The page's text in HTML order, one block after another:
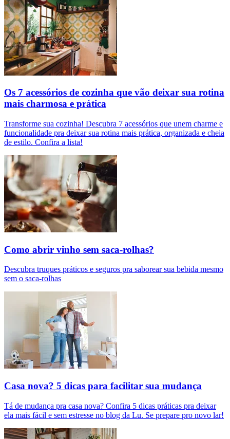
Os 7 acessórios de cozinha que vão deixar sua rotina
mais charmosa e prática
Transforme sua cozinha! Descubra 7 acessórios que unem charme e
funcionalidade pra deixar sua rotina mais prática, organizada e cheia
de estilo. Confira a lista!
Como abrir vinho sem saca-rolhas?
Descubra truques práticos e seguros pra saborear sua bebida mesmo
sem o saca-rolhas
Casa nova? 5 dicas para facilitar sua mudança
Tá de mudança pra casa nova? Confira 5 dicas práticas pra deixar
ela mais fácil e sem estresse no blog da Lu. Se prepare pro novo lar!